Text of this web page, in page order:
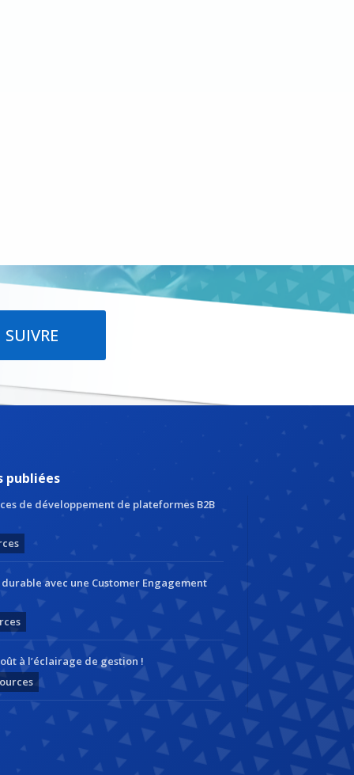
SUIVRE
publiées
de développement de plateformes B2B
avec une Customer Engagement
à l’éclairage de gestion !